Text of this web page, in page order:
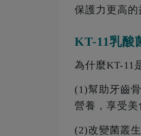
保護力更高的
KT-11乳酸
為什麼KT-11
(1)幫助牙齒
營養，享受美
(2)改變菌叢